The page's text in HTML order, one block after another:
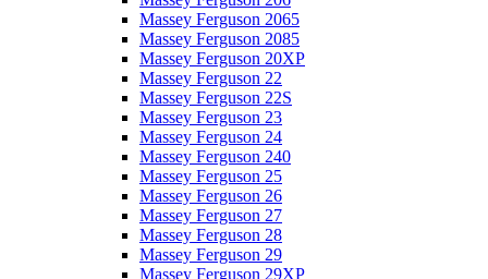
Massey Ferguson 2065
Massey Ferguson 2085
Massey Ferguson 20XP
Massey Ferguson 22
Massey Ferguson 22S
Massey Ferguson 23
Massey Ferguson 24
Massey Ferguson 240
Massey Ferguson 25
Massey Ferguson 26
Massey Ferguson 27
Massey Ferguson 28
Massey Ferguson 29
Massey Ferguson 29XP